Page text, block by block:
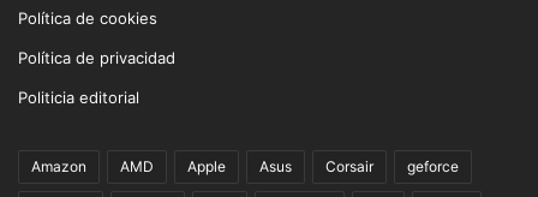
Política de cookies
Política de privacidad
Politicia editorial
Amazon AMD Apple Asus Corsair geforce